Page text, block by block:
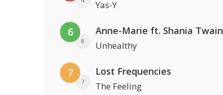
Yas-Y
6
8
Anne-Marie ft. Shania Twain
Unhealthy
7
7
Lost Frequencies
The Feeling